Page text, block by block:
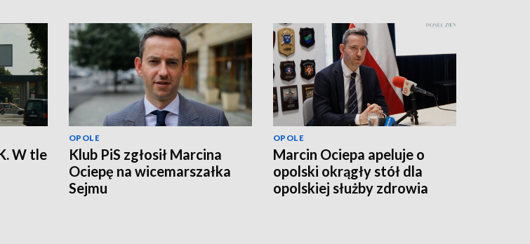
W tle
OPOLE
Klub PiS zgłosił Marcina
Ociepę na wicemarszałka
Sejmu
OPOLE
Marcin Ociepa apeluje o
opolski okrągły stół dla
opolskiej służby zdrowia